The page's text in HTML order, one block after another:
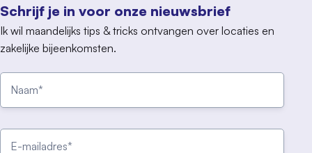
Schrijf je in voor onze nieuwsbrief
Ik wil maandelijks tips & tricks ontvangen over locaties en
zakelijke bijeenkomsten.